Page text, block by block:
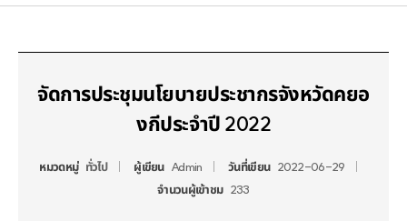
จัดการประชุมนโยบายประชากรจังหวัดคยอ
งกีประจำปี 2022
หมวดหมู่ ทั่วไป ผู้เขียน Admin วันที่เขียน 2022-06-29
จำนวนผู้เข้าชม 233